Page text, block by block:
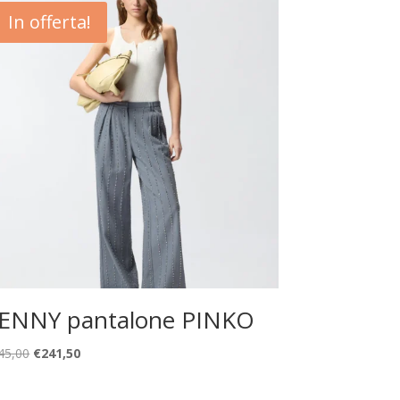
In offerta!
pantalone PINKO
Il
€241,50Il